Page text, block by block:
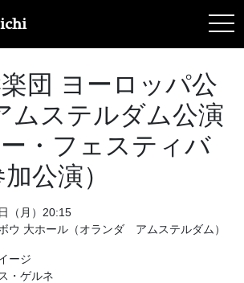
団 ヨーロッパ公
ムステルダム公演
ー・フェスティバ
公演）
（月）20:15
ウ 大ホール（オランダ アムステルダム）
ージ
・ゲルネ